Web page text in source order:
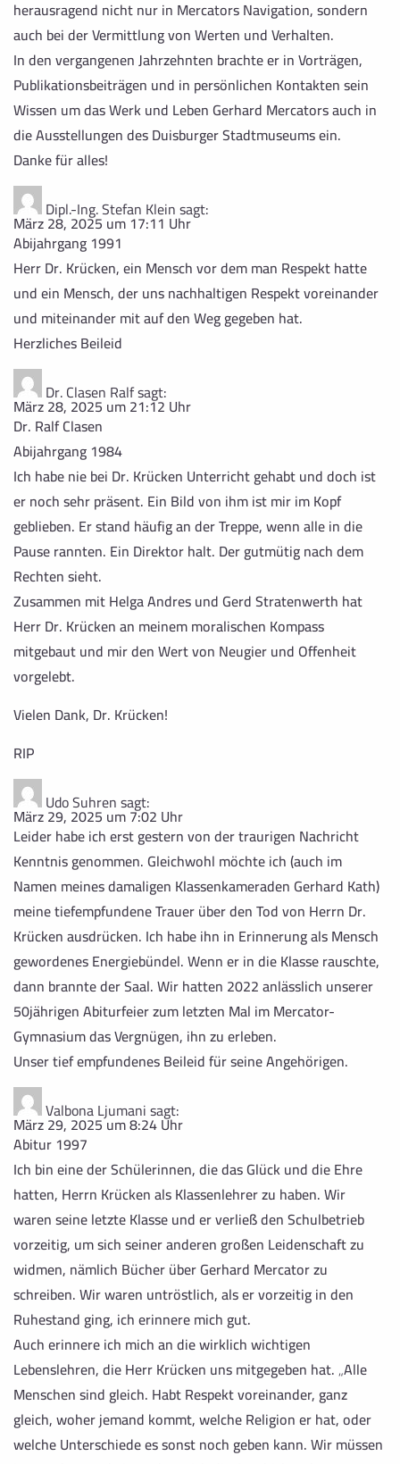
herausragend nicht nur in Mercators Navigation, sondern
auch bei der Vermittlung von Werten und Verhalten.
In den vergangenen Jahrzehnten brachte er in Vorträgen,
Publikationsbeiträgen und in persönlichen Kontakten sein
Wissen um das Werk und Leben Gerhard Mercators auch in
die Ausstellungen des Duisburger Stadtmuseums ein.
Danke für alles!
Dipl.-Ing. Stefan Kleinsagt:
März 28, 2025 um 17:11 Uhr
Abijahrgang 1991
Herr Dr. Krücken, ein Mensch vor dem man Respekt hatte
und ein Mensch, der uns nachhaltigen Respekt voreinander
und miteinander mit auf den Weg gegeben hat.
Herzliches Beileid
Dr. Clasen Ralfsagt:
März 28, 2025 um 21:12 Uhr
Dr. Ralf Clasen
Abijahrgang 1984
Ich habe nie bei Dr. Krücken Unterricht gehabt und doch ist
er noch sehr präsent. Ein Bild von ihm ist mir im Kopf
geblieben. Er stand häufig an der Treppe, wenn alle in die
Pause rannten. Ein Direktor halt. Der gutmütig nach dem
Rechten sieht.
Zusammen mit Helga Andres und Gerd Stratenwerth hat
Herr Dr. Krücken an meinem moralischen Kompass
mitgebaut und mir den Wert von Neugier und Offenheit
vorgelebt.
Vielen Dank, Dr. Krücken!
RIP
Udo Suhrensagt:
März 29, 2025 um 7:02 Uhr
Leider habe ich erst gestern von der traurigen Nachricht
Kenntnis genommen. Gleichwohl möchte ich (auch im
Namen meines damaligen Klassenkameraden Gerhard Kath)
meine tiefempfundene Trauer über den Tod von Herrn Dr.
Krücken ausdrücken. Ich habe ihn in Erinnerung als Mensch
gewordenes Energiebündel. Wenn er in die Klasse rauschte,
dann brannte der Saal. Wir hatten 2022 anlässlich unserer
50jährigen Abiturfeier zum letzten Mal im Mercator-
Gymnasium das Vergnügen, ihn zu erleben.
Unser tief empfundenes Beileid für seine Angehörigen.
Valbona Ljumanisagt:
März 29, 2025 um 8:24 Uhr
Abitur 1997
Ich bin eine der Schülerinnen, die das Glück und die Ehre
hatten, Herrn Krücken als Klassenlehrer zu haben. Wir
waren seine letzte Klasse und er verließ den Schulbetrieb
vorzeitig, um sich seiner anderen großen Leidenschaft zu
widmen, nämlich Bücher über Gerhard Mercator zu
schreiben. Wir waren untröstlich, als er vorzeitig in den
Ruhestand ging, ich erinnere mich gut.
Auch erinnere ich mich an die wirklich wichtigen
Lebenslehren, die Herr Krücken uns mitgegeben hat. „Alle
Menschen sind gleich. Habt Respekt voreinander, ganz
gleich, woher jemand kommt, welche Religion er hat, oder
welche Unterschiede es sonst noch geben kann. Wir müssen